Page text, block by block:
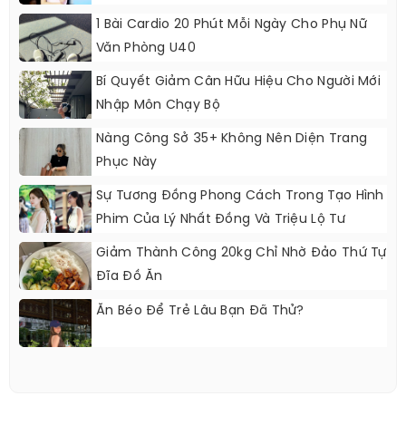
1 Bài Cardio 20 Phút Mỗi Ngày Cho Phụ Nữ
Văn Phòng U40
Bí Quyết Giảm Cân Hữu Hiệu Cho Người Mới
Nhập Môn Chạy Bộ
Nàng Công Sở 35+ Không Nên Diện Trang
Phục Này
Sự Tương Đồng Phong Cách Trong Tạo Hình
Phim Của Lý Nhất Đồng Và Triệu Lộ Tư
Giảm Thành Công 20kg Chỉ Nhờ Đảo Thứ Tự
Đĩa Đồ Ăn
Ăn Béo Để Trẻ Lâu Bạn Đã Thử?